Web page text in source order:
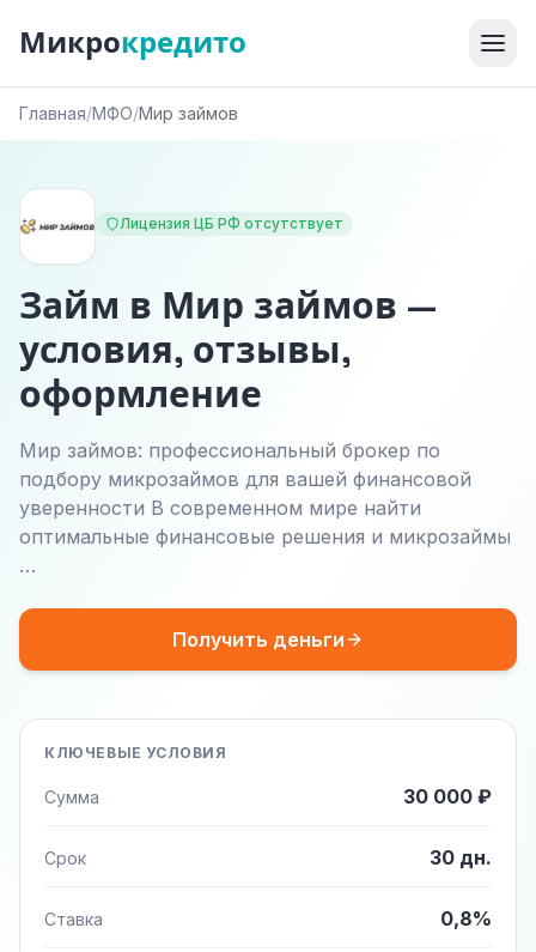
Микрокредито
Главная/МФО/Мир займов
Лицензия ЦБ РФ отсутствует
Займ в Мир займов —
условия, отзывы,
оформление
Мир займов: профессиональный брокер по
подбору микрозаймов для вашей финансовой
уверенности В современном мире найти
оптимальные финансовые решения и микрозаймы
…
Получить деньги
КЛЮЧЕВЫЕ УСЛОВИЯ
Сумма 30 000 ₽
Срок 30 дн.
Ставка 0,8%